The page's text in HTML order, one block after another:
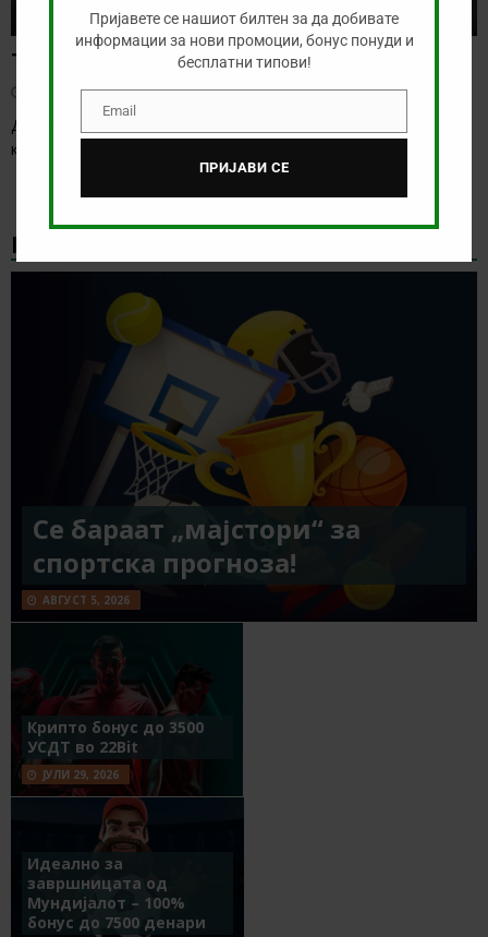
Тикет на денот (четврток, 06.08.2026)
август 6, 2026
Денес се играат првите натпревари од третото коло на
квалификациите за Лига Европа и Лига
НАЈНОВИ БОНУС ВЕСТИ
Се бараат „мајстори“ за
спортска прогноза!
АВГУСТ 5, 2026
Крипто бонус до 3500
УСДТ во 22Bit
ЈУЛИ 29, 2026
Идеално за
завршницата од
Мундијалот – 100%
бонус до 7500 денари
Пријавете се нашиот билтен за да добивате
информации за нови промоции, бонус понуди и
бесплатни типови!
EmailEmail
ПРИЈАВИ СЕ